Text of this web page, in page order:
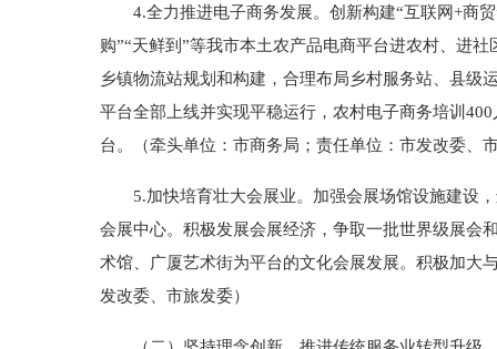
4.全力推进电子商务发展。创新构建“互联网+商贸
购”“天鲜到”等我市本土农产品电商平台进农村、进
乡镇物流站规划和构建，合理布局乡村服务站、县级
平台全部上线并实现平稳运行，农村电子商务培训
台。（牵头单位：市商务局；责任单位：市发改委、
5.加快培育壮大会展业。加强会展场馆设施建设，
会展中心。积极发展会展经济，争取一批世界级展会
术馆、广厦艺术街为平台的文化会展发展。积极加大
发改委、市旅发委）